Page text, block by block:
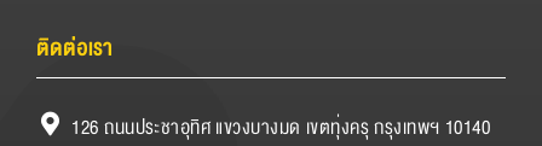
ติดต่อเรา
126 ถนนประชาอุทิศ แขวงบางมด เขตทุ่งครุ กรุงเทพฯ 10140